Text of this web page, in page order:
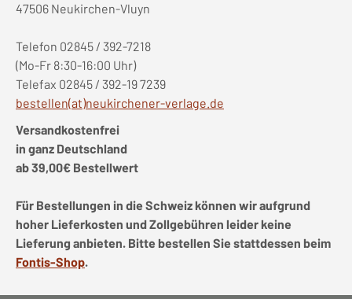
47506 Neukirchen-Vluyn
Telefon 02845 / 392-7218
(Mo-Fr 8:30-16:00 Uhr)
Telefax 02845 / 392-19 7239
bestellen(at)neukirchener-verlage.de
Versandkostenfrei
in ganz Deutschland
ab 39,00€ Bestellwert
Für Bestellungen in die Schweiz können wir aufgrund
hoher Lieferkosten und Zollgebühren leider keine
Lieferung anbieten. Bitte bestellen Sie stattdessen beim
Fontis-Shop.